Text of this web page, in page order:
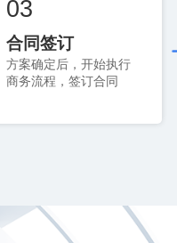
03
合同签订
商务流程，签订合同